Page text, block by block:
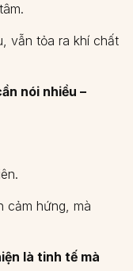
vẫn tỏa ra khí chất
nói nhiều –
cảm hứng, mà
là tinh tế mà